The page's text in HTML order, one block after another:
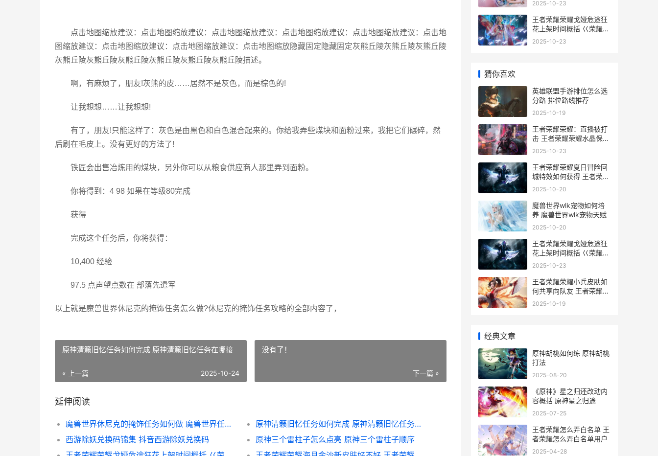
点击地图缩放建议：点击地图缩放建议：点击地图缩放建议：点击地图缩放建议：点击地图缩放建议：点击地
图缩放建议：点击地图缩放建议：点击地图缩放建议：点击地图缩放隐藏固定隐藏固定灰熊丘陵灰熊丘陵灰熊丘陵
灰熊丘陵灰熊丘陵灰熊丘陵灰熊丘陵灰熊丘陵灰熊丘陵描述。
啊，有麻烦了，朋友!灰熊的皮……居然不是灰色，而是棕色的!
让我想想……让我想想!
有了，朋友!只能这样了：灰色是由黑色和白色混合起来的。你给我弄些煤块和面粉过来，我把它们碾碎，然
后刷在毛皮上。没有更好的方法了!
铁匠会出售冶炼用的煤块，另外你可以从粮食供应商人那里弄到面粉。
你将得到：4 98 如果在等级80完成
获得
完成这个任务后，你将获得：
10,400 经验
97.5 点声望点数在 部落先遣军
以上就是魔兽世界休尼克的掩饰任务怎么做?休尼克的掩饰任务攻略的全部内容了，
原神清籁旧忆任务如何完成 原神清籁旧忆任务在哪接
« 上一篇 2025-10-24
没有了！
下一篇 »
延伸阅读
魔兽世界休尼克的掩饰任务如何做 魔兽世界任务休想
原神清籁旧忆任务如何完成 原神清籁旧忆任务在哪接
西游除妖兑换码锦集 抖音西游除妖兑换码
原神三个雷柱子怎么点亮 原神三个雷柱子顺序
2025-10-23
王者荣耀荣耀戈娅危途狂
花上架时间概括 巜荣耀王
者
2025-10-23
猜你喜欢
英雄联盟手游排位怎么选
分路 排位路线推荐
2025-10-19
王者荣耀荣耀：直播被打
击 王者荣耀荣耀水晶保底
多少
2025-10-23
王者荣耀荣耀夏日冒险回
城特效如何获得 王者荣耀
夏季赛2021赛程表
2025-10-20
魔兽世界wlk宠物如何培
养 魔兽世界wlk宠物天赋
2025-10-20
王者荣耀荣耀戈娅危途狂
花上架时间概括 巜荣耀王
者
2025-10-23
王者荣耀荣耀小兵皮肤如
何共享向队友 王者荣耀荣
耀小助手下载
2025-10-19
经典文章
原神胡桃如何练 原神胡桃
打法
2025-08-20
《原神》星之归还改动内
容概括 原神星之归途
2025-07-25
王者荣耀怎么弄白名单 王
者荣耀怎么弄白名单用户
2025-04-28